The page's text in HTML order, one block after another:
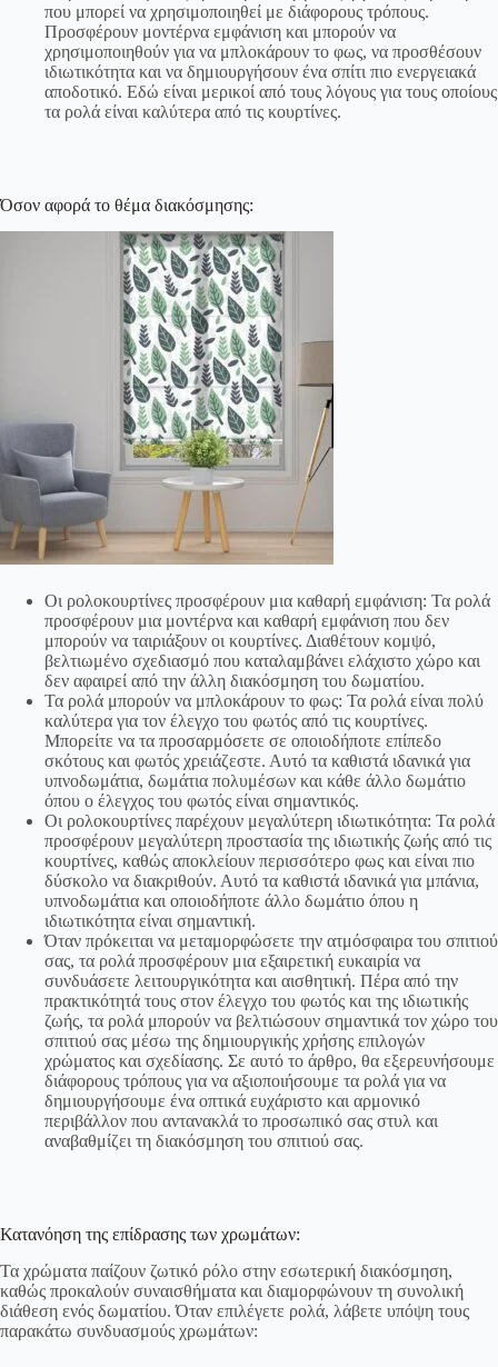
που μπορεί να χρησιμοποιηθεί με διάφορους τρόπους.
Προσφέρουν μοντέρνα εμφάνιση και μπορούν να
χρησιμοποιηθούν για να μπλοκάρουν το φως, να προσθέσουν
ιδιωτικότητα και να δημιουργήσουν ένα σπίτι πιο ενεργειακά
αποδοτικό. Εδώ είναι μερικοί από τους λόγους για τους οποίους
τα ρολά είναι καλύτερα από τις κουρτίνες.
Όσον αφορά το θέμα διακόσμησης:
Οι ρολοκουρτίνες προσφέρουν μια καθαρή εμφάνιση: Τα ρολά
προσφέρουν μια μοντέρνα και καθαρή εμφάνιση που δεν
μπορούν να ταιριάξουν οι κουρτίνες. Διαθέτουν κομψό,
βελτιωμένο σχεδιασμό που καταλαμβάνει ελάχιστο χώρο και
δεν αφαιρεί από την άλλη διακόσμηση του δωματίου.
Τα ρολά μπορούν να μπλοκάρουν το φως: Τα ρολά είναι πολύ
καλύτερα για τον έλεγχο του φωτός από τις κουρτίνες.
Μπορείτε να τα προσαρμόσετε σε οποιοδήποτε επίπεδο
σκότους και φωτός χρειάζεστε. Αυτό τα καθιστά ιδανικά για
υπνοδωμάτια, δωμάτια πολυμέσων και κάθε άλλο δωμάτιο
όπου ο έλεγχος του φωτός είναι σημαντικός.
Οι ρολοκουρτίνες παρέχουν μεγαλύτερη ιδιωτικότητα: Τα ρολά
προσφέρουν μεγαλύτερη προστασία της ιδιωτικής ζωής από τις
κουρτίνες, καθώς αποκλείουν περισσότερο φως και είναι πιο
δύσκολο να διακριθούν. Αυτό τα καθιστά ιδανικά για μπάνια,
υπνοδωμάτια και οποιοδήποτε άλλο δωμάτιο όπου η
ιδιωτικότητα είναι σημαντική.
Όταν πρόκειται να μεταμορφώσετε την ατμόσφαιρα του σπιτιού
σας, τα ρολά προσφέρουν μια εξαιρετική ευκαιρία να
συνδυάσετε λειτουργικότητα και αισθητική. Πέρα από την
πρακτικότητά τους στον έλεγχο του φωτός και της ιδιωτικής
ζωής, τα ρολά μπορούν να βελτιώσουν σημαντικά τον χώρο του
σπιτιού σας μέσω της δημιουργικής χρήσης επιλογών
χρώματος και σχεδίασης. Σε αυτό το άρθρο, θα εξερευνήσουμε
διάφορους τρόπους για να αξιοποιήσουμε τα ρολά για να
δημιουργήσουμε ένα οπτικά ευχάριστο και αρμονικό
περιβάλλον που αντανακλά το προσωπικό σας στυλ και
αναβαθμίζει τη διακόσμηση του σπιτιού σας.
Κατανόηση της επίδρασης των χρωμάτων:
Τα χρώματα παίζουν ζωτικό ρόλο στην εσωτερική διακόσμηση,
καθώς προκαλούν συναισθήματα και διαμορφώνουν τη συνολική
διάθεση ενός δωματίου. Όταν επιλέγετε ρολά, λάβετε υπόψη τους
παρακάτω συνδυασμούς χρωμάτων: